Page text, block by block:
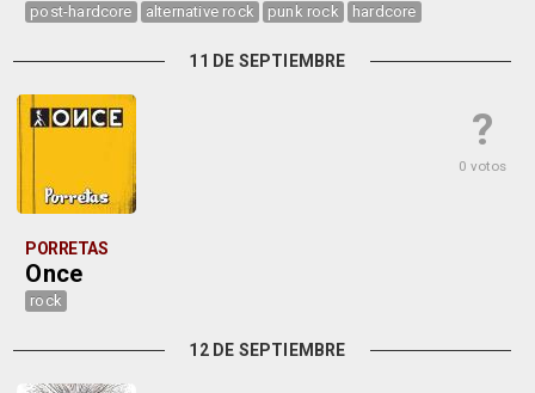
post-hardcore alternative rock punk rock hardcore
11 DE SEPTIEMBRE
?
0 votos
PORRETAS
Once
rock
12 DE SEPTIEMBRE